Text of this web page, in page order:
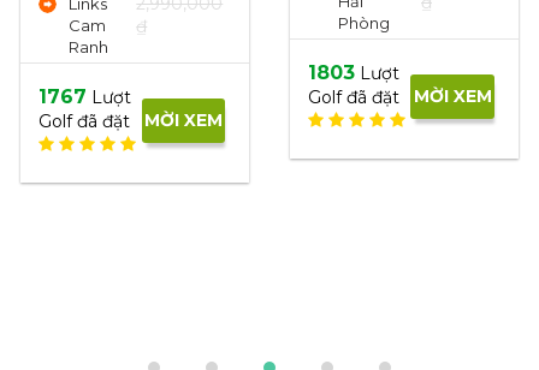
1326 Lượt
Golf đã đặt
MỜI XEM
1436 Lượt
Golf đã đặt
MỜI XEM